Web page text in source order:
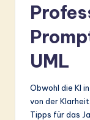
UML
Obwohl die KI
von der
Tipps für das